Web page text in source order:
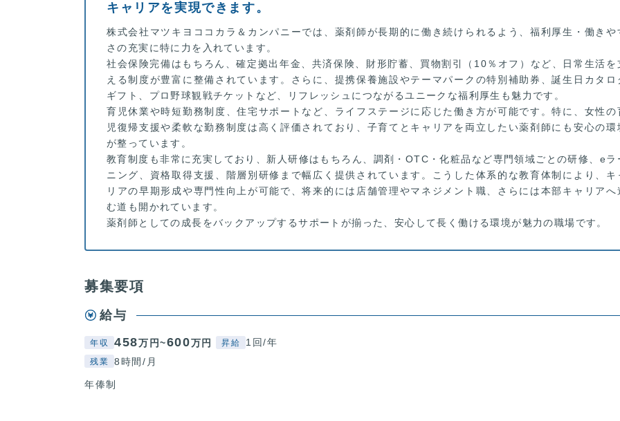
キャリアを実現できます。
株式会社マツキヨココカラ＆カンパニーでは、薬剤師が長期的に働き続けられるよう、福利厚生・働きや
さの充実に特に力を入れています。
社会保険完備はもちろん、確定拠出年金、共済保険、財形貯蓄、買物割引（10％オフ）など、日常生活を
える制度が豊富に整備されています。さらに、提携保養施設やテーマパークの特別補助券、誕生日カタロ
ギフト、プロ野球観戦チケットなど、リフレッシュにつながるユニークな福利厚生も魅力です。
育児休業や時短勤務制度、住宅サポートなど、ライフステージに応じた働き方が可能です。特に、女性の
児復帰支援や柔軟な勤務制度は高く評価されており、子育てとキャリアを両立したい薬剤師にも安心の環
が整っています。
教育制度も非常に充実しており、新人研修はもちろん、調剤・OTC・化粧品など専門領域ごとの研修、eラ
ニング、資格取得支援、階層別研修まで幅広く提供されています。こうした体系的な教育体制により、キ
リアの早期形成や専門性向上が可能で、将来的には店舗管理やマネジメント職、さらには本部キャリアへ
む道も開かれています。
薬剤師としての成長をバックアップするサポートが揃った、安心して長く働ける環境が魅力の職場です。
募集要項
給与
年収 458万円~600万円 昇給 1回/年
残業 8時間/月
年俸制